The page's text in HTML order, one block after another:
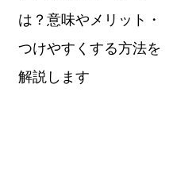
は？意味やメリット・
つけやすくする方法を
解説します